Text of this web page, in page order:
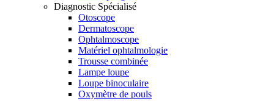
Diagnostic Spécialisé
Otoscope
Dermatoscope
Ophtalmoscope
Matériel ophtalmologie
Trousse combinée
Lampe loupe
Loupe binoculaire
Oxymètre de pouls